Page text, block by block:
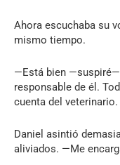
Ahora escuchaba su
mismo tiempo.
—Está bien
responsable de él.
cuenta del veterinario.
Daniel asintió
aliviados. —Me